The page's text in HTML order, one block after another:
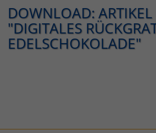
DOWNLOAD: ARTIKEL
"DIGITALES
EDELSCHOKOLADE"